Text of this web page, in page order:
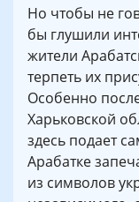
Но чтобы не
бы глушили
жители
терпеть их
Особенно
Харьковской
здесь подает
Арабатке
из символов